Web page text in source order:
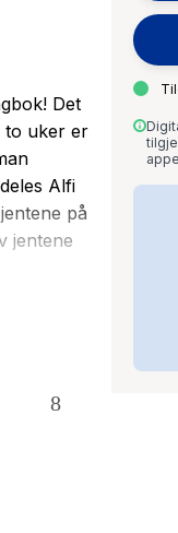
Det
to uker er
Alfi
på
jentene